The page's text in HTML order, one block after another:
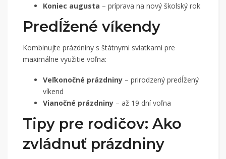
Koniec augusta – príprava na nový školský rok
Predĺžené víkendy
Kombinujte prázdniny s štátnymi sviatkami pre
maximálne využitie voľna:
Veľkonočné prázdniny – prirodzený predĺžený
víkend
Vianočné prázdniny – až 19 dní voľna
Tipy pre rodičov: Ako
zvládnuť prázdniny